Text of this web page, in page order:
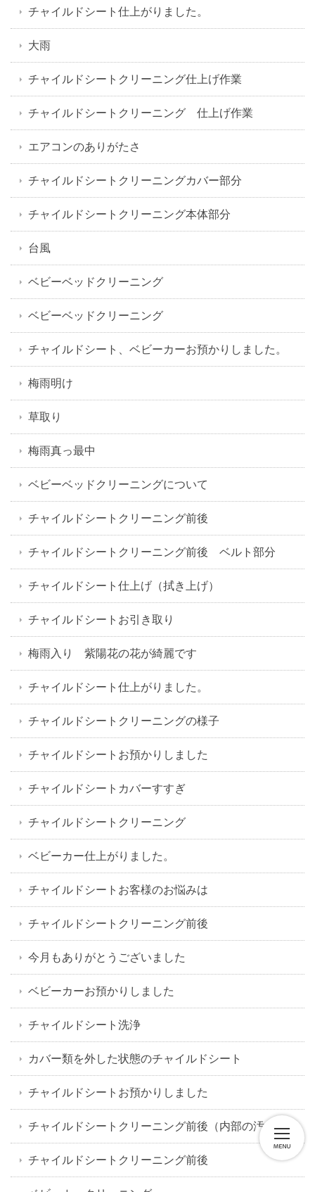
チャイルドシート仕上がりました。
大雨
チャイルドシートクリーニング仕上げ作業
チャイルドシートクリーニング 仕上げ作業
エアコンのありがたさ
チャイルドシートクリーニングカバー部分
チャイルドシートクリーニング本体部分
台風
ベビーベッドクリーニング
ベビーベッドクリーニング
チャイルドシート、ベビーカーお預かりしました。
梅雨明け
草取り
梅雨真っ最中
ベビーベッドクリーニングについて
チャイルドシートクリーニング前後
チャイルドシートクリーニング前後 ベルト部分
チャイルドシート仕上げ（拭き上げ）
チャイルドシートお引き取り
梅雨入り 紫陽花の花が綺麗です
チャイルドシート仕上がりました。
チャイルドシートクリーニングの様子
チャイルドシートお預かりしました
チャイルドシートカバーすすぎ
チャイルドシートクリーニング
ベビーカー仕上がりました。
チャイルドシートお客様のお悩みは
チャイルドシートクリーニング前後
今月もありがとうございました
ベビーカーお預かりしました
チャイルドシート洗浄
カバー類を外した状態のチャイルドシート
チャイルドシートお預かりしました
チャイルドシートクリーニング前後（内部の汚れ）
チャイルドシートクリーニング前後